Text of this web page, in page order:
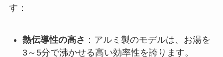
す：
熱伝導性の高さ ：アルミ製のモデルは、お湯を
3～5分で沸かせる高い効率性を誇ります。